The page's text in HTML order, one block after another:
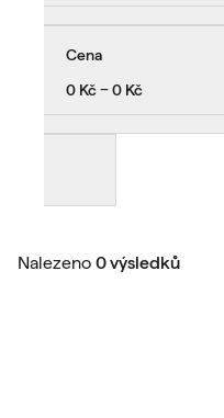
Cena
0 Kč − 0 Kč
Nalezeno 0 výsledků